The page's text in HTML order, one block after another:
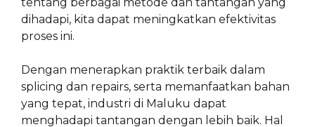
dihadapi, kita dapat meningkatkan efektivitas
proses ini.
Dengan menerapkan praktik terbaik dalam
splicing dan repairs, serta memanfaatkan bahan
yang tepat, industri di Maluku dapat
menghadapi tantangan dengan lebih baik. Hal